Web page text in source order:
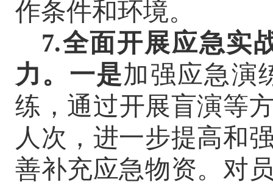
作条件和环境。
7.全面开展应急实
力。一是加强应急演
练，通过开展盲演等
人次，进一步提高和
善补充应急物资。对